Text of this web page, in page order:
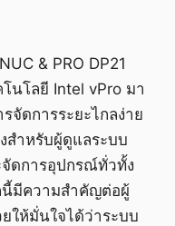
& PRO DP21
นโลยี Intel vPro มา
ดการระยะไกลง่าย
สำหรับผู้ดูแลระบบ
ดการอุปกรณ์ทั่วทั้ง
นี้มีความสำคัญต่อผู้
ให้มั่นใจได้ว่าระบบ